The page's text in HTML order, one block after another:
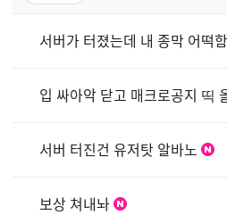
서버가 터졌는데 내 종막 어떡
입 싸아악 닫고 매크로공지 띡
서버 터진건 유저탓 알바노
보상 쳐내놔